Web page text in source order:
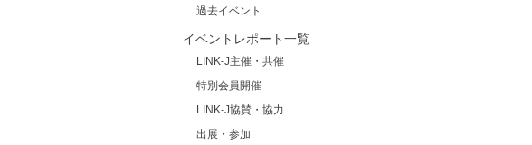
過去イベント
イベントレポート一覧
LINK-J主催・共催
特別会員開催
LINK-J協賛・協力
出展・参加